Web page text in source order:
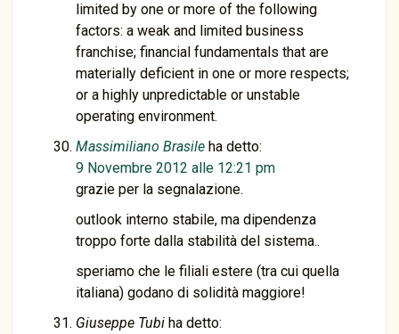
limited by one or more of the following
factors: a weak and limited business
franchise; financial fundamentals that are
materially deficient in one or more respects;
or a highly unpredictable or unstable
operating environment.
Massimiliano Brasile ha detto:
9 Novembre 2012 alle 12:21 pm
grazie per la segnalazione.
outlook interno stabile, ma dipendenza
troppo forte dalla stabilità del sistema..
speriamo che le filiali estere (tra cui quella
italiana) godano di solidità maggiore!
Giuseppe Tubi ha detto: